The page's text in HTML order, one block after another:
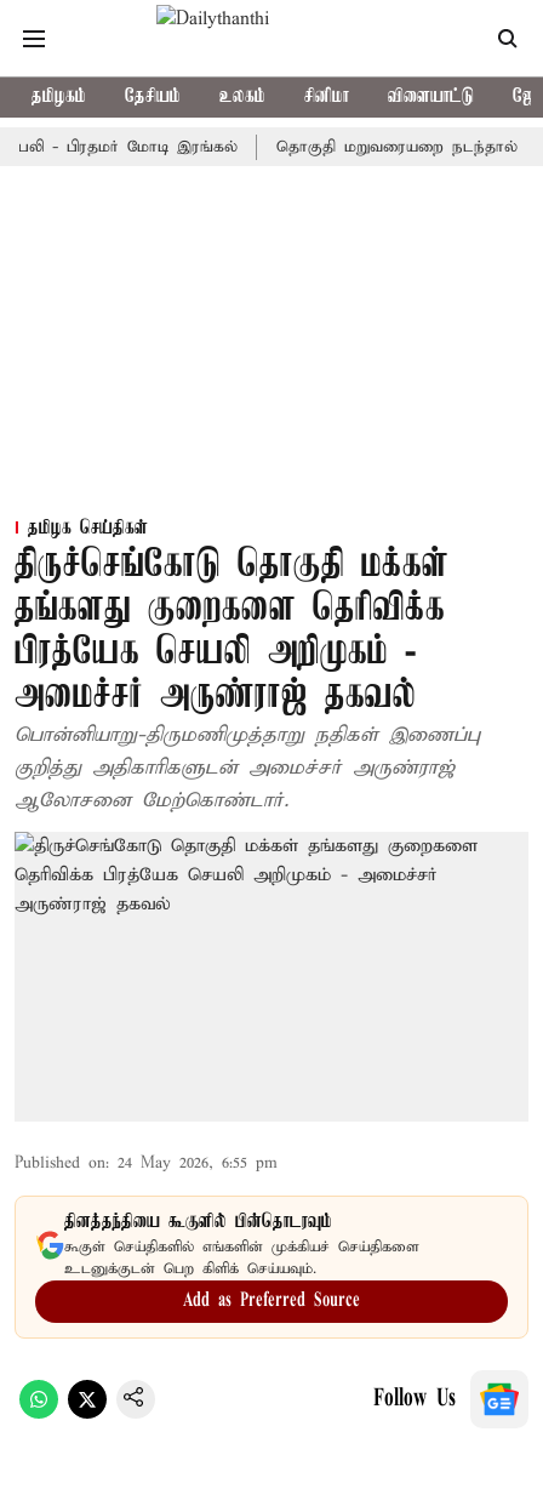
தமிழகம் தேசியம் உலகம் சினிமா விளையாட்டு
பிரதமர் மோடி இரங்கல் தொகுதி மறுவரையறை நடந்தால்
தமிழக செய்திகள்
திருச்செங்கோடு தொகுதி மக்கள்
தங்களது குறைகளை தெரிவிக்க
பிரத்யேக செயலி அறிமுகம் -
அமைச்சர் அருண்ராஜ் தகவல்
பொன்னியாறு-திருமணிமுத்தாறு நதிகள் இணைப்பு
குறித்து அதிகாரிகளுடன் அமைச்சர் அருண்ராஜ்
ஆலோசனை மேற்கொண்டார்.
Published on: 24 May 2026, 6:55 pm
தினத்தந்தியை கூகுளில் பின்தொடரவும்
கூகுள் செய்திகளில் எங்களின் முக்கியச் செய்திகளை
உடனுக்குடன் பெற கிளிக் செய்யவும்.
Add as Preferred Source
Follow Us